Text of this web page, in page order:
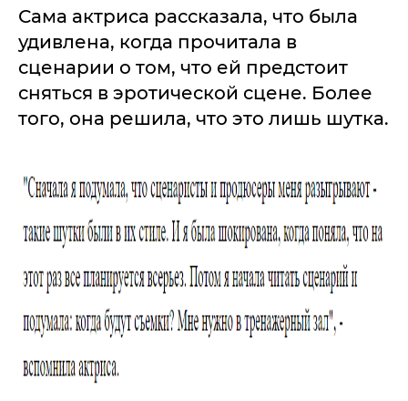
Сама актриса рассказала, что была
удивлена, когда прочитала в
сценарии о том, что ей предстоит
сняться в эротической сцене. Более
того, она решила, что это лишь шутка.